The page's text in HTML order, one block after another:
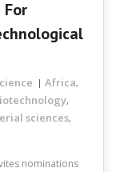
For
Africa,
,
sciences,
nominations